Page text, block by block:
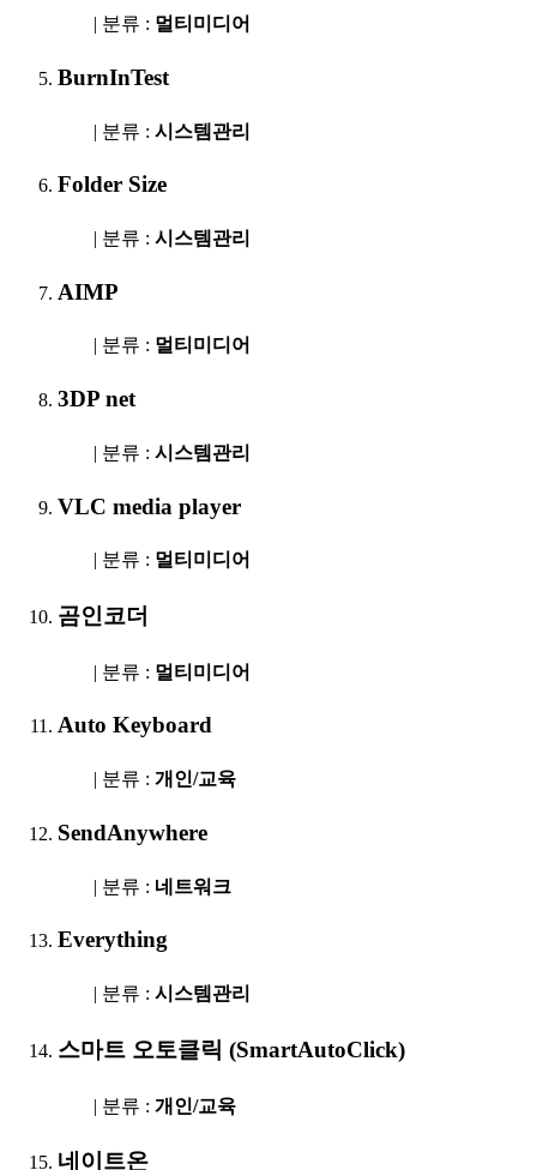
| 분류 : 멀티미디어
BurnInTest
| 분류 : 시스템관리
Folder Size
| 분류 : 시스템관리
AIMP
| 분류 : 멀티미디어
3DP net
| 분류 : 시스템관리
VLC media player
| 분류 : 멀티미디어
곰인코더
| 분류 : 멀티미디어
Auto Keyboard
| 분류 : 개인/교육
SendAnywhere
| 분류 : 네트워크
Everything
| 분류 : 시스템관리
스마트 오토클릭 (SmartAutoClick)
| 분류 : 개인/교육
네이트온